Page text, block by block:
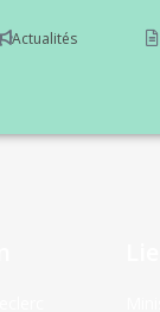
Actualités